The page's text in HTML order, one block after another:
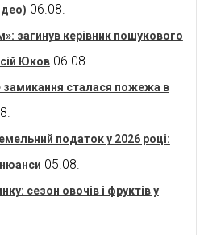
06.08.
загинув керівник пошукового
Юков 06.08.
замикання сталася пожежа в
податок у 2026 році:
нюанси 05.08.
сезон овочів і фруктів у